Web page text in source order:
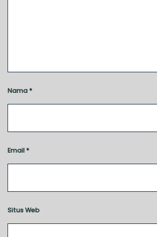
Nama *
Email *
Situs Web